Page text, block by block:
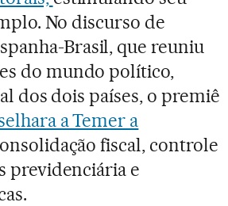
No discurso de
Brasil, que reuniu
do mundo político,
dos dois países, o premiê
a Temer a
fiscal, controle
previdenciária e